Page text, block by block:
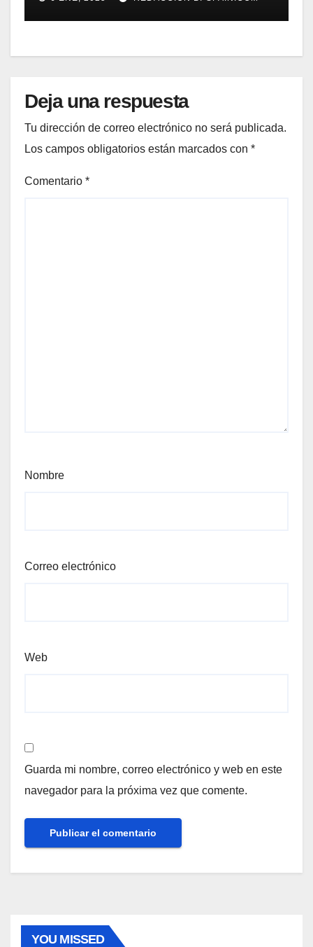
Gestión de Reclamaciones en
Seguros
Deja una respuesta
Tu dirección de correo electrónico no será publicada.
Los campos obligatorios están marcados con *
Comentario *
Nombre
Correo electrónico
Web
Guarda mi nombre, correo electrónico y web en este
navegador para la próxima vez que comente.
YOU MISSED